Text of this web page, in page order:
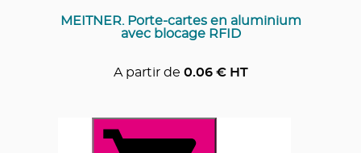
MEITNER. Porte-cartes en aluminium
avec blocage RFID
A partir de 0.06€ HT